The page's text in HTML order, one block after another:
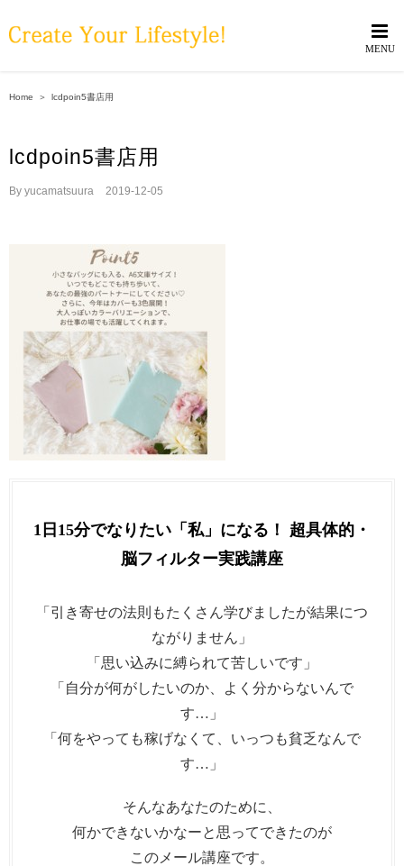
to
Home ＞ lcdpoin5書店用
lcdpoin5書店用
By yucamatsuura 2019-12-05
1日15分でなりたい「私」になる！ 超具体的・
脳フィルター実践講座
「引き寄せの法則もたくさん学びましたが結果につ
ながりません」
「思い込みに縛られて苦しいです」
「自分が何がしたいのか、よく分からないんで
す…」
「何をやっても稼げなくて、いっつも貧乏なんで
す…」
そんなあなたのために、
何かできないかなーと思ってできたのが
このメール講座です。